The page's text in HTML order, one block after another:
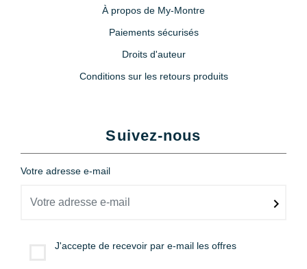
À propos de My-Montre
Paiements sécurisés
Droits d'auteur
Conditions sur les retours produits
Suivez-nous
Votre adresse e-mail
J'accepte de recevoir par e-mail les offres